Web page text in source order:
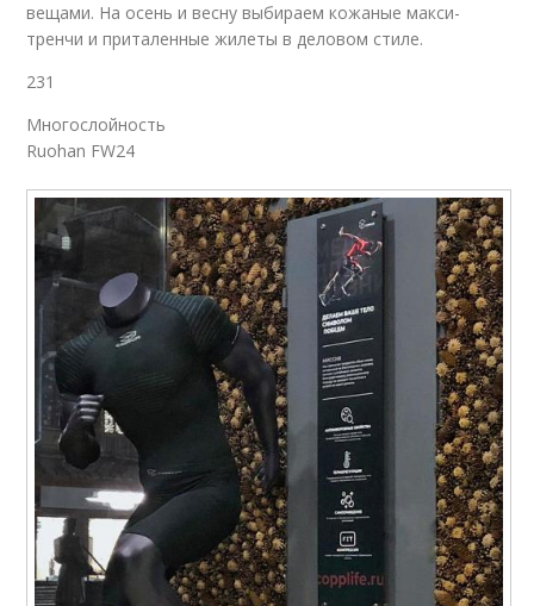
вещами. На осень и весну выбираем кожаные макси-
тренчи и приталенные жилеты в деловом стиле.
231
Многослойность
Ruohan FW24